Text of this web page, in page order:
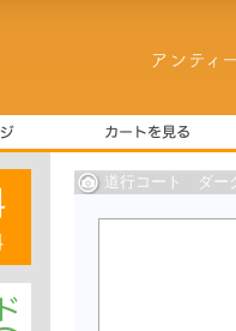
道行コート ダー